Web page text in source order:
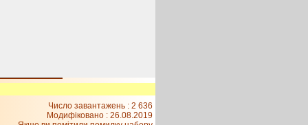
Число завантажень : 2 636
Модифіковано : 26.08.2019